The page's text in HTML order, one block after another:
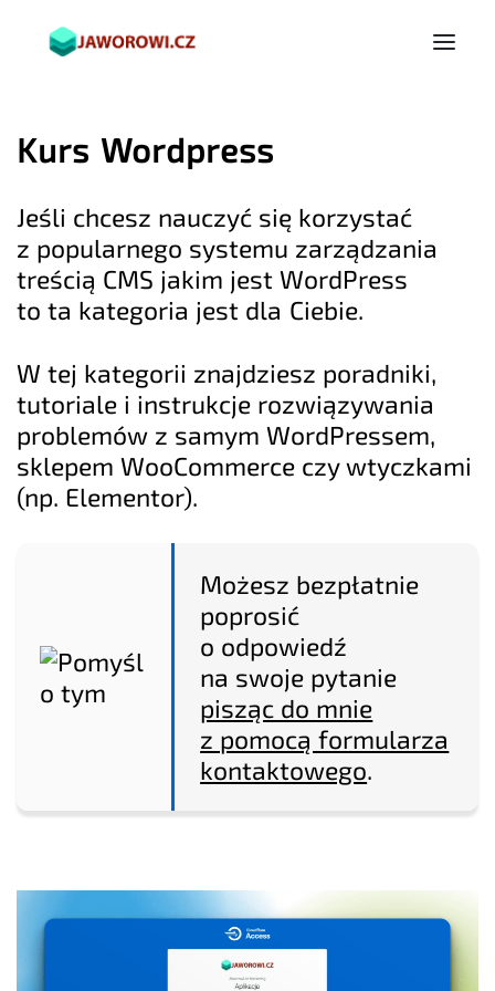
Kurs Wordpress
Jeśli chcesz nauczyć się korzystać
z popularnego systemu zarządzania
treścią CMS jakim jest WordPress
to ta kategoria jest dla Ciebie.
W tej kategorii znajdziesz poradniki,
tutoriale i instrukcje rozwiązywania
problemów z samym WordPressem,
sklepem WooCommerce czy wtyczkami
(np. Elementor).
Możesz bezpłatnie
poprosić
o odpowiedź
na swoje pytanie
pisząc do mnie
z pomocą formularza
kontaktowego.